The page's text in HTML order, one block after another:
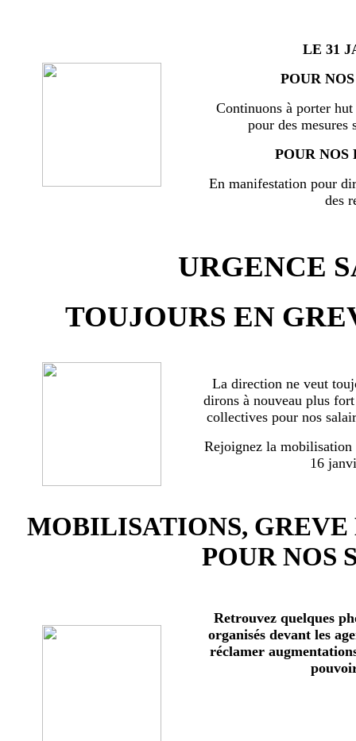
LE 31
POUR
Continuons à porter
pour des mesures
POUR NOS
En manifestation pour
des
URGENCE
TOUJOURS EN
La direction ne veut
dirons à nouveau plus
collectives pour nos
Rejoignez la mobilisation
16
MOBILISATIONS,
POUR NOS
Retrouvez quelques
organisés devant les
réclamer